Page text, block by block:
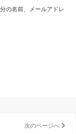
の名前、メールアドレ
次のページへ